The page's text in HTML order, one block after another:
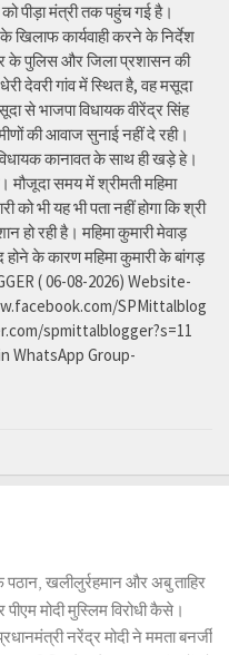
पीड़ा मंत्री तक पहुंच गई है।
खिलाफ कार्यवाही करने के निर्देश
के पुलिस और जिला प्रशासन की
देवरी गांव में स्थित है, वह मसूदा
से भाजपा विधायक वीरेंद्र सिंह
की आवाज सुनाई नहीं दे रही।
कानावत के साथ ही खड़े हे।
मौजूदा समय में श्रीमती महिमा
को भी यह भी पता नहीं होगा कि श्री
हो रही है। महिमा कुमारी मेवाड़
के कारण महिमा कुमारी के बांगड़
( 06-08-2026) Website-
SPMittalblog
spmittalblogger?s=11
WhatsApp Group-
खलीलुर्रहमान और अबु ताहिर
मोदी मुस्लिम विरोधी कैसे।
नरेंद्र मोदी ने ममता बनर्जी